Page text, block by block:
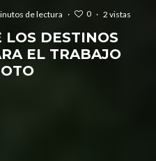
de lectura · 0 · 2 vistas
LOS DESTINOS
EL TRABAJO